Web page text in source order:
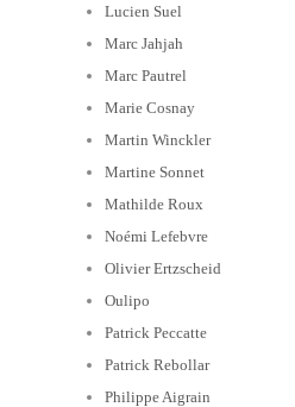
Lucien Suel
Marc Jahjah
Marc Pautrel
Marie Cosnay
Martin Winckler
Martine Sonnet
Mathilde Roux
Noémi Lefebvre
Olivier Ertzscheid
Oulipo
Patrick Peccatte
Patrick Rebollar
Philippe Aigrain